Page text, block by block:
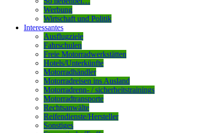
Werbung
Wirtschaft und Politik
Interessantes
Ausflugziele
Fahrschulen
Freie Motorradwerkstätten
Hotels/Unterkünfte
Motorradhändler
Motorradreisen ins Ausland
Motorradrenn- / sicherheitstrainings
Motorradtransporte
Rechtsanwälte
Reifendienste/Hersteller
Sonstiges